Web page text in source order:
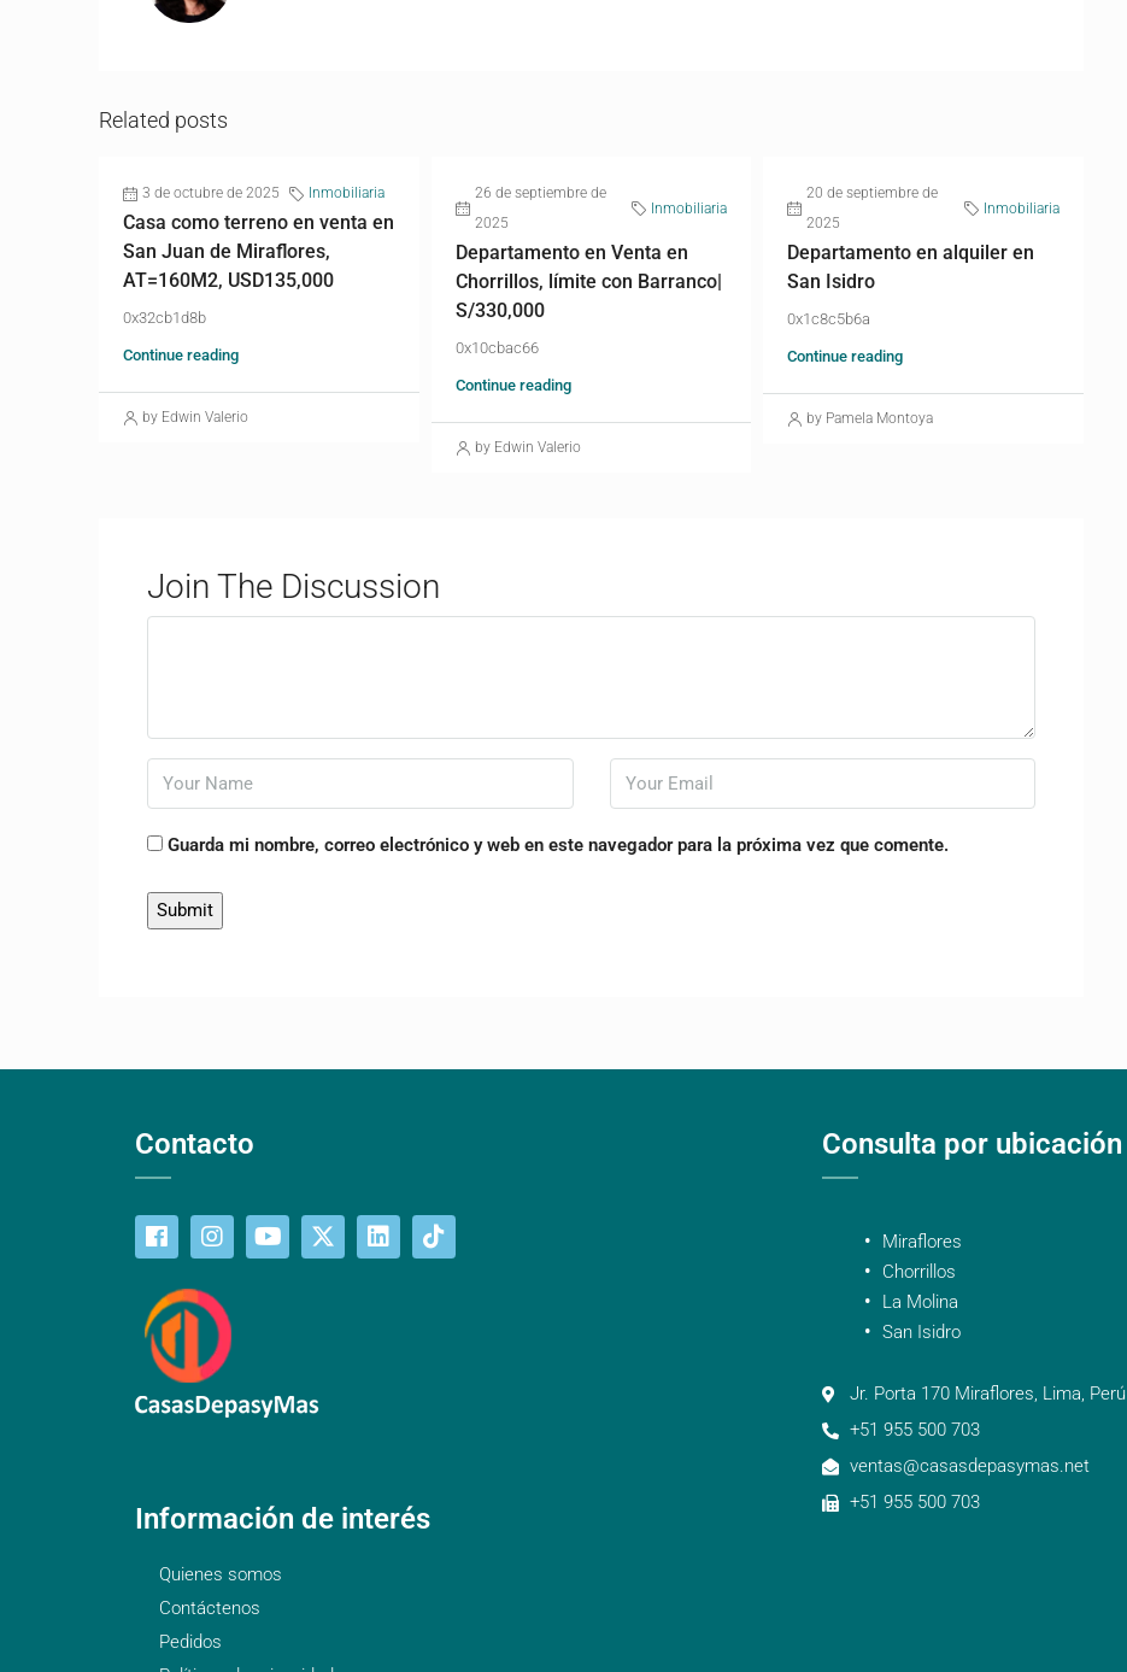
Related posts
3 de octubre de 2025 Inmobiliaria
Casa como terreno en venta en
San Juan de Miraflores,
AT=160M2, USD135,000
0x32cb1d8b
Continue reading
by Edwin Valerio
26 de septiembre de
2025
Inmobiliaria
Departamento en Venta en
Chorrillos, límite con Barranco|
S/330,000
0x10cbac66
Continue reading
by Edwin Valerio
20 de septiembre de
2025
Inmobiliaria
Departamento en alquiler en
San Isidro
0x1c8c5b6a
Continue reading
by Pamela Montoya
Join The Discussion
Guarda mi nombre, correo electrónico y web en este navegador para la próxima vez que comente.
Contacto
Información de interés
Quienes somos
Contáctenos
Pedidos
Consulta por ubicación
Miraflores
Chorrillos
La Molina
San Isidro
Jr. Porta 170 Miraflores, Lima, Perú
+51 955 500 703
ventas@casasdepasymas.net
+51 955 500 703